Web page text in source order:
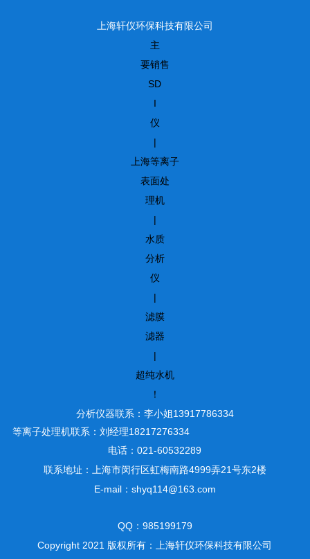
上海轩仪环保科技有限公司
主
要销售
SD
I
仪
|
上海等离子
表面处
理机
|
水质
分析
仪
|
滤膜
滤器
|
超纯水机
！
分析仪器联系：李小姐13917786334
等离子处理机联系：刘经理18217276334
电话：021-60532289
联系地址：上海市闵行区虹梅南路4999弄21号东2楼
E-mail：shyq114@163.com
QQ：985199179
Copyright 2021 版权所有：上海轩仪环保科技有限公司